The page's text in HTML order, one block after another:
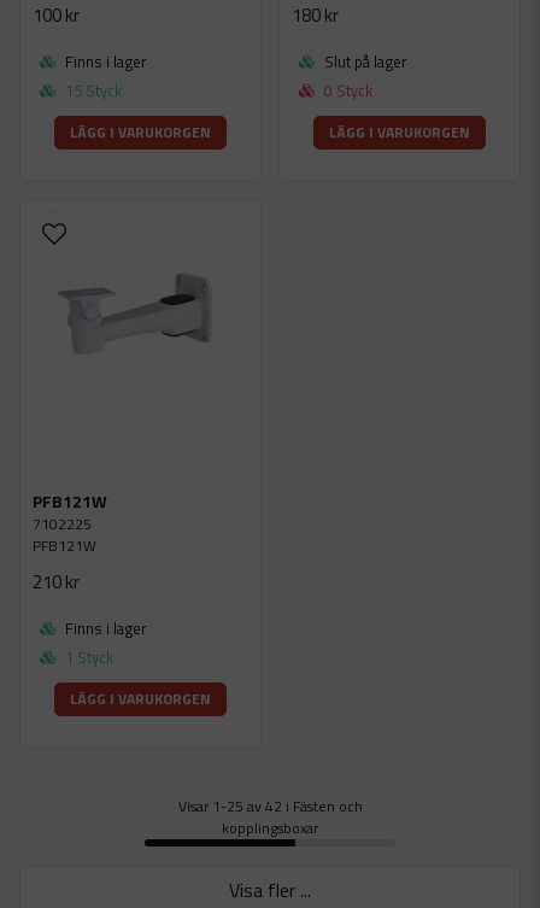
100 kr
Finns i lager
15 Styck
LÄGG I VARUKORGEN
180 kr
Slut på lager
0 Styck
LÄGG I VARUKORGEN
PFB121W
7102225
PFB121W
210 kr
Finns i lager
1 Styck
LÄGG I VARUKORGEN
Visar 1-25 av 42 i Fästen och
kopplingsboxar
Visa fler ...